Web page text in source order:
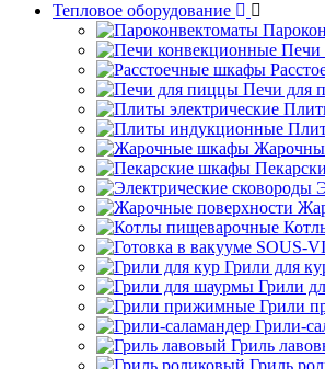
Тепловое оборудование
Печи
Печи для
Грили для
Грили
Грили
Грили-
Гриль
Гриль